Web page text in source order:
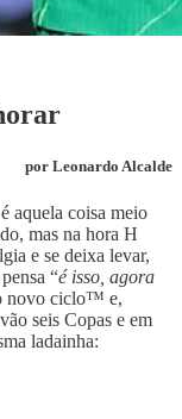
por Leonardo Alcalde
aquela coisa meio
mas na hora H
e se deixa levar,
“é isso, agora
novo ciclo™ e,
seis Copas e em
ladainha: